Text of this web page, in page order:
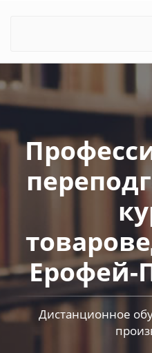
Ерофей-
Дистанционное